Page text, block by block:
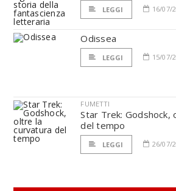
LEGGI 16/07/
Odissea
LEGGI 15/07/
FUMETTI
Star Trek: Godshock,
del tempo
LEGGI 26/07/